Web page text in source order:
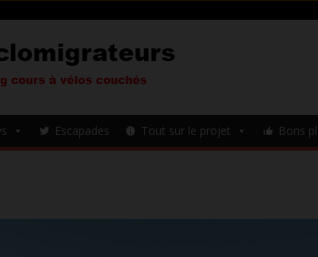
Escapades Tout sur le projet Bons